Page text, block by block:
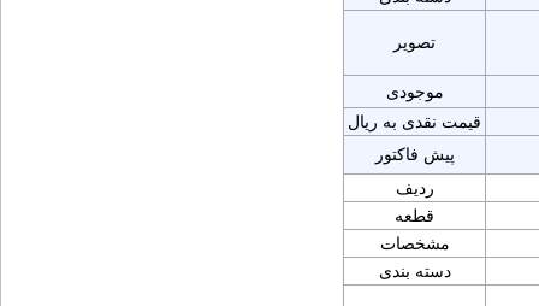
تصویر
موجودی
قیمت نقدی به ریال
پیش فاکتور
ردیف
قطعه
مشخصات
دسته بندی